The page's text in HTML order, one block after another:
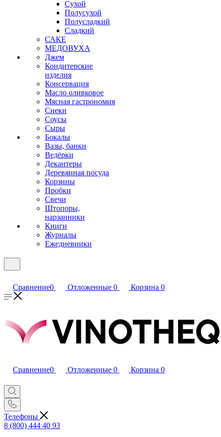
Сухой
Полусухой
Полусладкий
Сладкий
САКЕ
МЕДОВУХА
Джем
Кондитерские
изделия
Консервация
Масло оливковое
Мясная гастрономия
Снеки
Соусы
Сыры
Бокалы
Вазы, банки
Ведёрки
Декантеры
Деревянная посуда
Корзины
Пробки
Свечи
Штопоры,
нарзанники
Книги
Журналы
Ежедневники
Сравнение0 Отложенные 0 Корзина 0
Сравнение0 Отложенные 0 Корзина 0
Телефоны
8 (800) 444 40 93